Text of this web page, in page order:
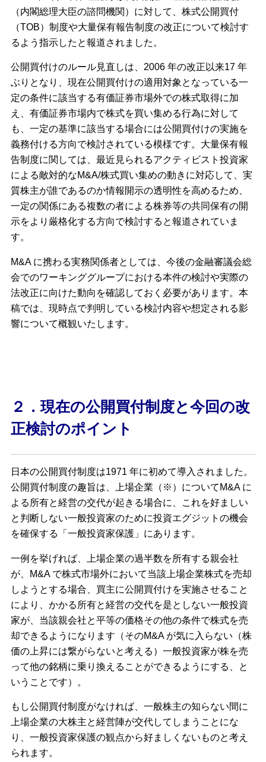
（内閣総理大臣の諮問機関）に対して、株式公開買付
（TOB）制度や大量保有報告制度の改正について検討す
るよう指示したと報道されました。
公開買付けのルール見直しは、2006 年の改正以来17 年
ぶりとなり、現在公開買付けの適用対象となっている一
定の条件に該当する有価証券市場外での株式取得に加
え、有価証券市場内で株式を買い集める行為に対して
も、一定の基準に該当する場合には公開買付けの実施を
義務付ける方向で検討されている模様です。大量保有報
告制度に関しては、最近見られるアクティビスト投資家
による敵対的なM&A/株式買い集めの動きに対応して、実
質株主が誰であるのか情報開示の透明性を高めるため、
一定の関係にある複数の者による株券等の共同保有の開
示をより厳格化する方向で検討すると報道されていま
す。
M&A に携わる実務関係者としては、今後の金融審議会総
会でのワーキンググループにおける本件の検討や実際の
法改正に向けた動向を確認しておく必要があります。本
稿では、現時点で判明している検討内容や想定される影
響について概観いたします。
２．現在の公開買付制度と今回の改
正検討のポイント
日本の公開買付制度は1971 年に初めて導入されました。
公開買付制度の趣旨は、上場企業（※）についてM&A に
よる所有と経営の交代が起きる場合に、これを好ましい
と判断しない一般投資家のために投資エグジットの機会
を確保する「一般投資家保護」にあります。
一例を挙げれば、上場企業の過半数を所有する親会社
が、M&A で株式市場外において当該上場企業株式を売却
しようとする場合、買主に公開買付けを実施させること
により、かかる所有と経営の交代を是としない一般投資
家が、当該親会社と平等の価格その他の条件で株式を売
却できるようになります（そのM&A が気に入らない（株
価の上昇には繋がらないと考える）一般投資家が株を売
って他の銘柄に乗り換えることができるようにする、と
いうことです）。
もし公開買付制度がなければ、一般株主の知らない間に
上場企業の大株主と経営陣が交代してしまうことにな
り、一般投資家保護の観点から好ましくないものと考え
られます。